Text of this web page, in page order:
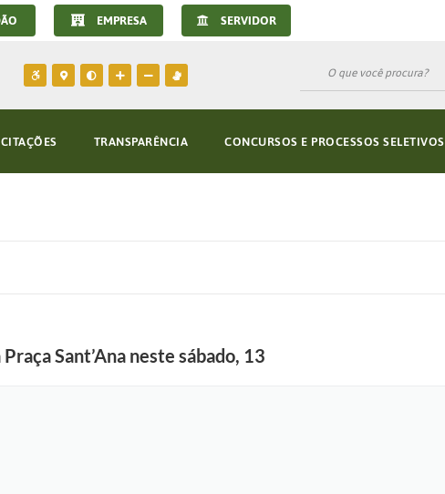
EMPRESA SERVIDOR
TRANSPARÊNCIA CONCURSOS E PROCESSOS SELETIVOS
Sant’Ana neste sábado, 13